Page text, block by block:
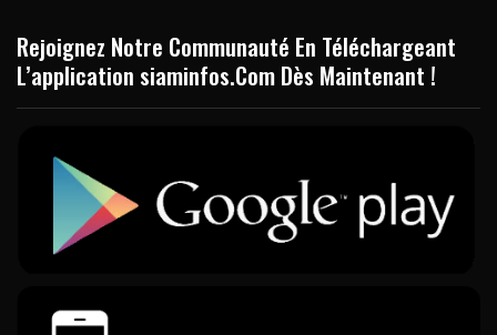
Rejoignez Notre Communauté En Téléchargeant
L’application siaminfos.Com Dès Maintenant !